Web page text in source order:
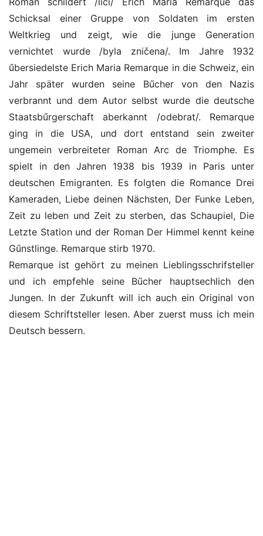
Schicksal einer Gruppe von Soldaten im ersten
Weltkrieg und zeigt, wie die junge Generation
vernichtet wurde /byla zničena/. Im Jahre 1932
űbersiedelste Erich Maria Remarque in die Schweiz, ein
Jahr später wurden seine Bűcher von den Nazis
verbrannt und dem Autor selbst wurde die deutsche
Staatsbűrgerschaft aberkannt /odebrat/. Remarque
ging in die USA, und dort entstand sein zweiter
ungemein verbreiteter Roman Arc de Triomphe. Es
spielt in den Jahren 1938 bis 1939 in Paris unter
deutschen Emigranten. Es folgten die Romance Drei
Kameraden, Liebe deinen Nächsten, Der Funke Leben,
Zeit zu leben und Zeit zu sterben, das Schaupiel, Die
Letzte Station und der Roman Der Himmel kennt keine
Gűnstlinge. Remarque stirb 1970.
Remarque ist gehört zu meinen Lieblingsschrifsteller
und ich empfehle seine Bűcher hauptsechlich den
Jungen. In der Zukunft will ich auch ein Original von
diesem Schriftsteller lesen. Aber zuerst muss ich mein
Deutsch bessern.